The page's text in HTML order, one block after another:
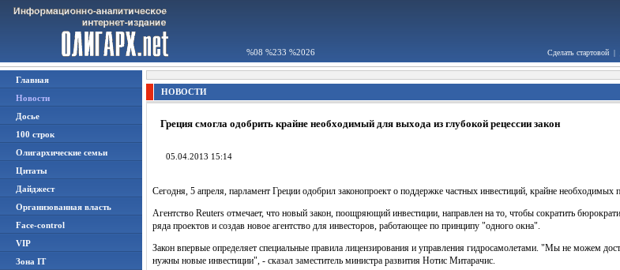
%08 %233 %2026 Сделать стартовой |
Главная
Новости
Досье
100 строк
Олигархические семьи
Цитаты
Дайджест
Организованная власть
Face-control
VIP
Зона IT
НОВОСТИ
Греция смогла одобрить крайне необходимый для выхода из глубокой рецессии закон
05.04.2013 15:14
Сегодня, 5 апреля, парламент Греции одобрил законопроект о поддержке частных инвестиций, крайне необходимых
Агентство Reuters отмечает, что новый закон, поощряющий инвестиции, направлен на то, чтобы сократить
ряда проектов и создав новое агентство для инвесторов, работающее по принципу "одного окна".
Закон впервые определяет специальные правила лицензирования и управления гидросамолетами. "Мы не можем
нужны новые инвестиции", - сказал заместитель министра развития Нотис Митарачис.